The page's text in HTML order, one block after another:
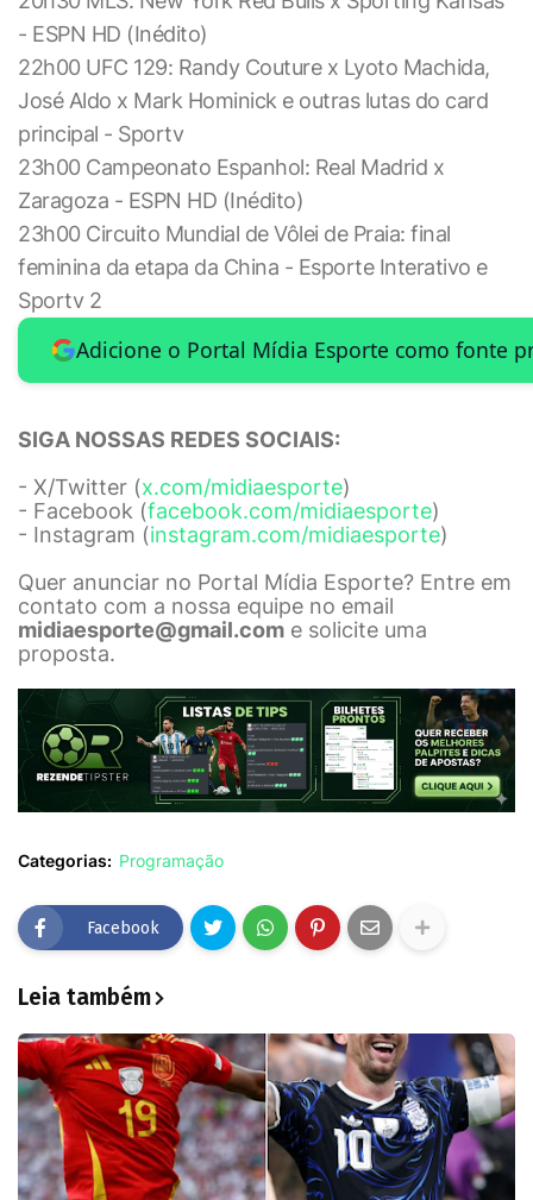
- ESPN HD (Inédito)
22h00 UFC 129: Randy Couture x Lyoto Machida,
José Aldo x Mark Hominick e outras lutas do card
principal - Sportv
23h00 Campeonato Espanhol: Real Madrid x
Zaragoza - ESPN HD (Inédito)
23h00 Circuito Mundial de Vôlei de Praia: final
feminina da etapa da China - Esporte Interativo e
Sportv 2
Adicione o Portal Mídia Esporte como fonte
SIGA NOSSAS REDES SOCIAIS:
- X/Twitter (x.com/midiaesporte)
- Facebook (facebook.com/midiaesporte)
- Instagram (instagram.com/midiaesporte)
Quer anunciar no Portal Mídia Esporte? Entre em
contato com a nossa equipe no email
midiaesporte@gmail.com e solicite uma
proposta.
Categorias: Programação
Facebook
Leia também